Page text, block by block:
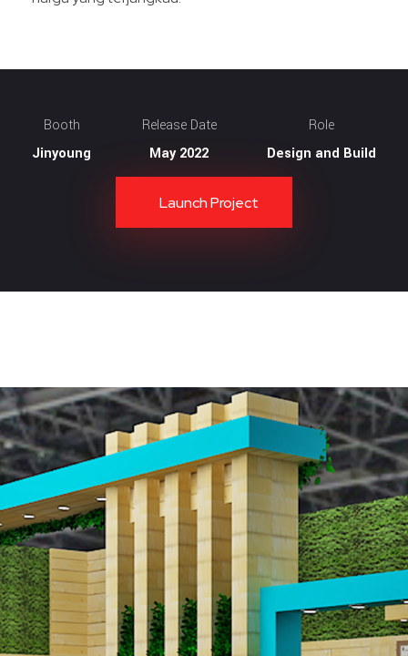
Booth
Jinyoung
Release Date
May 2022
Role
Design and Build
Launch Project